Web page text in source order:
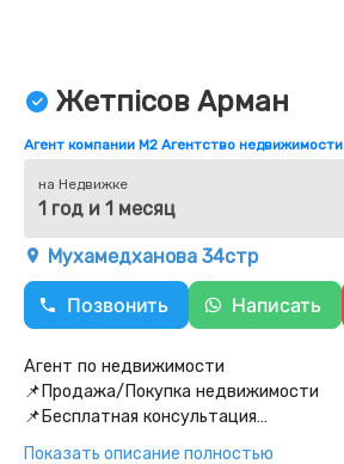
Жетпісов Арман
Агент компании M2 Агентство недвижимости
на Недвижке
1 год и 1 месяц
Мухамедханова 34стр
Позвонить Написать
Агент по недвижимости
📌Продажа/Покупка недвижимости
📌Бесплатная консультация
📌Новостройка/Вторичная/Загородка
Показать описание полностью